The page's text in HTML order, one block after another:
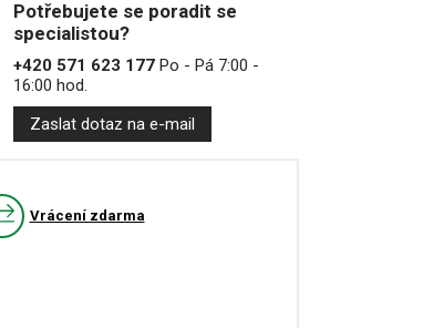
Potřebujete se poradit se
specialistou?
+420 571 623 177Po - Pá 7:00 -
16:00 hod.
Zaslat dotaz na e-mail
Vrácení zdarma